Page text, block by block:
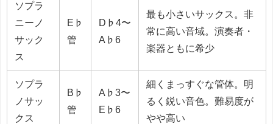
ソプラ
ニーノ
サック
ス
E♭
管
D♭4〜
A♭6
最も小さいサックス。非
常に高い音域。演奏者・
楽器ともに希少
ソプラ
ノサッ
クス
B♭
管
A♭3〜
E♭6
細くまっすぐな管体。明
るく鋭い音色。難易度が
やや高い